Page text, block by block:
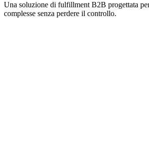
Una soluzione di fulfillment B2B progettata
complesse senza perdere il controllo.